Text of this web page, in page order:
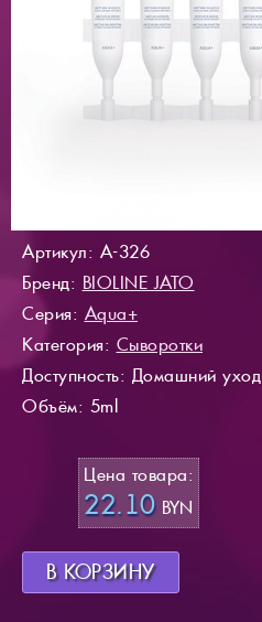
Артикул: A-326
Бренд: BIOLINE JATO
Серия: Aqua+
Категория: Сыворотки
Доступность: Домашний уход
Объём: 5ml
Цена товара:
22.10BYN
В КОРЗИНУ